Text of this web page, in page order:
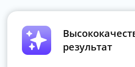
результат